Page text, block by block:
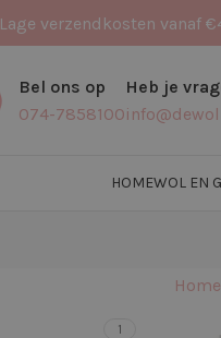
Lage verzendkosten vanaf
Bel ons op
074-7858100
Heb je
HOMEWOL EN
1
Home